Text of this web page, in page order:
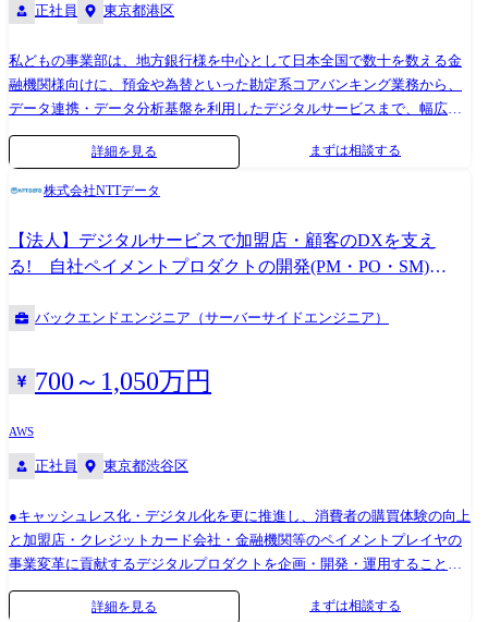
正社員 東京都港区
私どもの事業部は、地方銀行様を中心として日本全国で数十を数える金
融機関様向けに、預金や為替といった勘定系コアバンキング業務から、
データ連携・データ分析基盤を利用したデジタルサービスまで、幅広い
バンキングサービスを共同利用型でサービス提供している組織になりま
す。本募集の背景として、当組織では地域経済の重要なインフラとなる
ション対応と新規サービス企画という業務特性の異なるプロジェクトを
並行開発しております。5名程度~100名規模まで様々な案件が複数、同
時期に走っているため多様なご経験を積んでいただくことが可能です。
リケーション開発:コアバンキングシステムの設計・開発 ・システム方式
構築 ※面談等を通して相互理解を深め、ご経験やキャリアを考慮し職
務・ポジションをすり合わせ致します。
詳細を見る まずは相談する
株式会社NTTデータ
【法人】デジタルサービスで加盟店・顧客のDXを支え
る! 自社ペイメントプロダクトの開発(PM・PO・SM)
バックエンドエンジニア（サーバーサイドエンジニア）
700～1,050万円
AWS
正社員 東京都渋谷区
●キャッシュレス化・デジタル化を更に推進し、消費者の購買体験の向上
と加盟店・クレジットカード会社・金融機関等のペイメントプレイヤの
事業変革に貢献するデジタルプロダクトを企画・開発・運用することが
ミッションです。 ●多くのペイメントプレイヤが抱える事業課題に対し
て、決済や顧客業務に対する豊富なノウハウとデジタルテクノロジーを
詳細を見る まずは相談する